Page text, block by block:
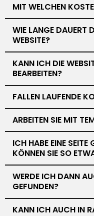
MIT WELCHEN
WIE LANGE DAUERT
WEBSITE?
KANN ICH DIE
BEARBEITEN?
FALLEN LAUFENDE
ARBEITEN SIE MIT
ICH HABE EINE SEITE
KÖNNEN SIE SO
WERDE ICH DANN
GEFUNDEN?
KANN ICH AUCH IN